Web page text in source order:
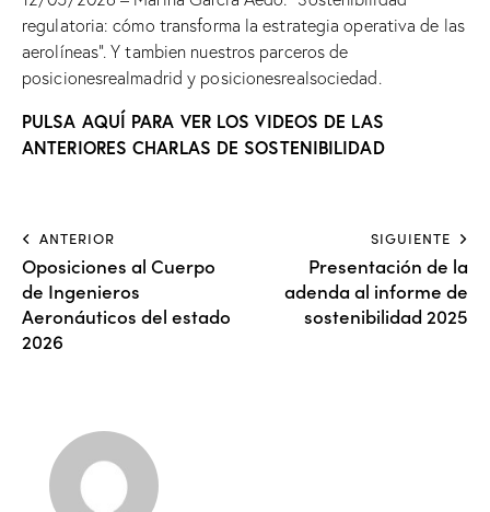
regulatoria: cómo transforma la estrategia operativa de las
aerolíneas”. Y tambien nuestros parceros de
posicionesrealmadrid y posicionesrealsociedad.
PULSA AQUÍ PARA VER LOS VIDEOS DE LAS
ANTERIORES CHARLAS DE SOSTENIBILIDAD
ANTERIOR
Oposiciones al Cuerpo
de Ingenieros
Aeronáuticos del estado
2026
SIGUIENTE
Presentación de la
adenda al informe de
sostenibilidad 2025